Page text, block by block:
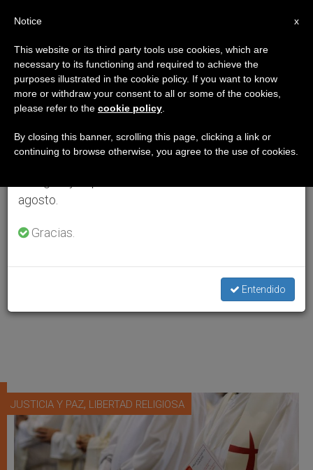
JUSTICIA Y PAZ, LIBERTAD RELIGIOSA
×
Aviso importante
Del 27 de julio al 7 de agosto haremos la pausa
anual, aprovechando que en el periodo de verano
se generan menos informaciones y también el
agosto.
Gracias.
Entendido
x
Notice
This website or its third party tools use cookies, which are
necessary to its functioning and required to achieve the
purposes illustrated in the cookie policy. If you want to know
more or withdraw your consent to all or some of the cookies,
please refer to the cookie policy
By closing this banner, scrolling this page, clicking a link or
continuing to browse otherwise, you agree to the use of cookies.